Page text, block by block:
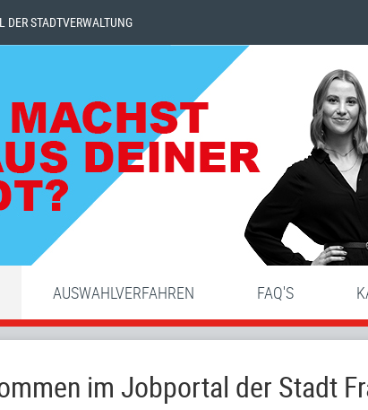
DER STADTVERWALTUNG
AUSWAHLVERFAHREN FAQ'S
im Jobportal der Stadt